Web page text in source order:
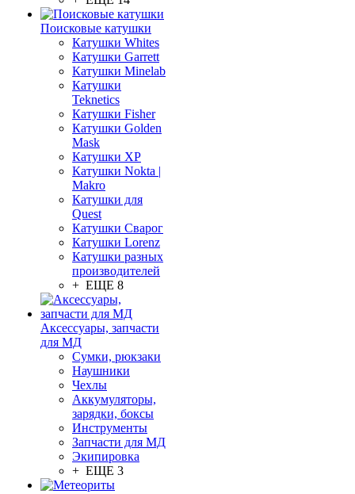
Поисковые катушки
Катушки Whites
Катушки Garrett
Катушки Minelab
Катушки
Teknetics
Катушки Fisher
Катушки Golden
Mask
Катушки XP
Катушки Nokta |
Makro
Катушки для
Quest
Катушки Сварог
Катушки Lorenz
Катушки разных
производителей
+ ЕЩЕ 8
Аксессуары, запчасти
для МД
Сумки, рюкзаки
Наушники
Чехлы
Аккумуляторы,
зарядки, боксы
Инструменты
Запчасти для МД
Экипировка
+ ЕЩЕ 3